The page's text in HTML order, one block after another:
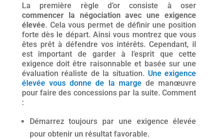
La première règle d’or consiste à oser
commencer la négociation avec une exigence
élevée. Cela vous permet de définir une position
forte dès le départ. Ainsi vous montrez que vous
êtes prêt à défendre vos intérêts. Cependant, il
est important de garder à l’esprit que cette
exigence doit être raisonnable et basée sur une
évaluation réaliste de la situation. Une exigence
élevée vous donne de la marge de manœuvre
pour faire des concessions par la suite. Comment
:
Démarrez toujours par une exigence élevée
pour obtenir un résultat favorable.